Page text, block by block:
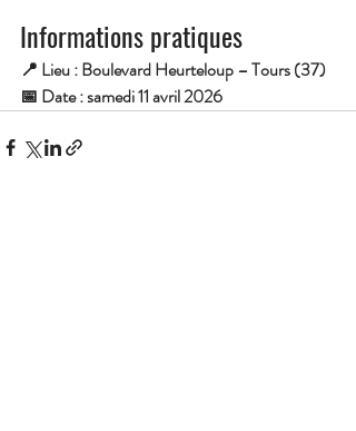
Informations pratiques
📍 Lieu : Boulevard Heurteloup – Tours (37)
📅 Date : samedi 11 avril 2026